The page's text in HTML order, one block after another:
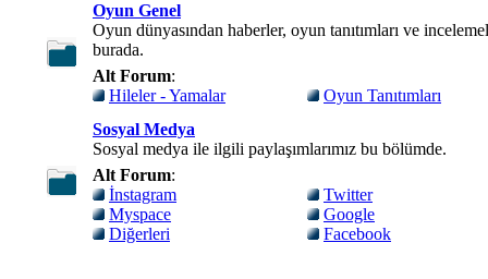
Oyun Genel
Oyun dünyasından haberler, oyun tanıtımları ve
burada.
Alt Forum:
Hileler - Yamalar
Oyun Tanıtımları
Sosyal Medya
Sosyal medya ile ilgili paylaşımlarımız bu bölümde.
Alt Forum:
İnstagram
Twitter
Myspace
Google
Diğerleri
Facebook